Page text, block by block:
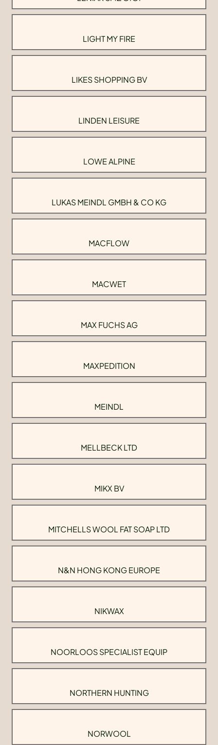
LIGHT MY FIRE
LIKES SHOPPING BV
LINDEN LEISURE
LOWE ALPINE
LUKAS MEINDL GMBH & CO KG
MACFLOW
MACWET
MAX FUCHS AG
MAXPEDITION
MEINDL
MELLBECK LTD
MIKX BV
MITCHELLS WOOL FAT SOAP LTD
N&N HONG KONG EUROPE
NIKWAX
NOORLOOS SPECIALIST EQUIP
NORTHERN HUNTING
NORWOOL